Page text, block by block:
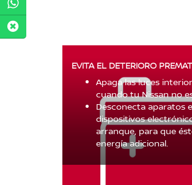
EVITA EL DETERIORO
Apaga las luces
cuando tu Nissan no
Desconecta aparatos
dispositivos
arranque, para que
energía adicional.